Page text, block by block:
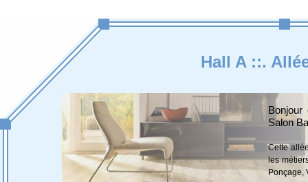
Hall A ::.
Salon
Cette
les
Ponçage,